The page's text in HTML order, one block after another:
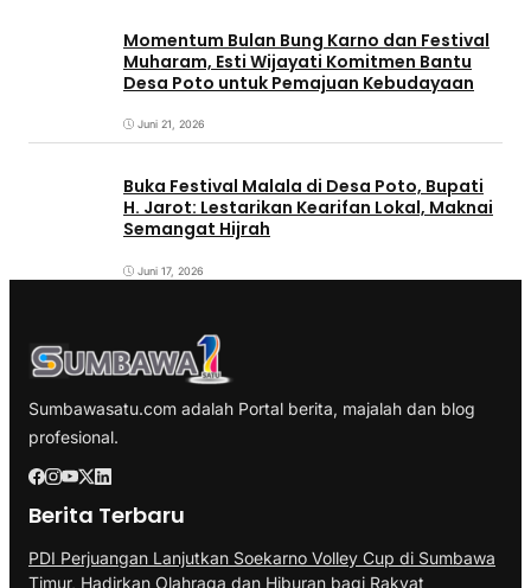
Momentum Bulan Bung Karno dan Festival
Muharam, Esti Wijayati Komitmen Bantu
Desa Poto untuk Pemajuan Kebudayaan
Juni 21, 2026
Buka Festival Malala di Desa Poto, Bupati
H. Jarot: Lestarikan Kearifan Lokal, Maknai
Semangat Hijrah
Juni 17, 2026
Sumbawasatu.com adalah Portal berita, majalah dan blog
profesional.
Berita Terbaru
PDI Perjuangan Lanjutkan Soekarno Volley Cup di Sumbawa
Timur, Hadirkan Olahraga dan Hiburan bagi Rakyat